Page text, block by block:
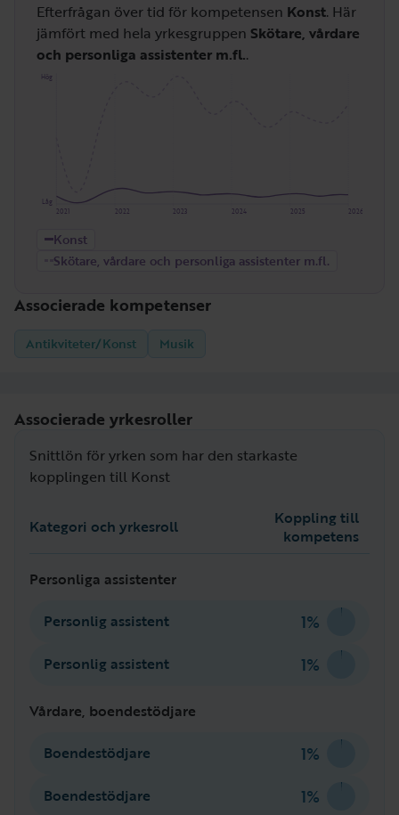
Efterfrågan över tid för kompetensen Konst. Här
jämfört med hela yrkesgruppen Skötare, vårdare
och personliga assistenter m.fl..
Hög
Låg
2026
2025
2024
2023
2022
2021
Konst
Skötare, vårdare och personliga assistenter m.fl.
Associerade kompetenser
Antikviteter/Konst Musik
Associerade yrkesroller
Snittlön för yrken som har den starkaste
kopplingen till Konst
Kategori och yrkesroll
Koppling till
kompetens
Personliga assistenter
Personlig assistent
1%
Personlig assistent 1%
Vårdare, boendestödjare
Boendestödjare
1%
Boendestödjare 1%